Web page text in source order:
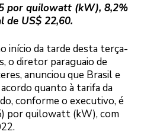
por quilowatt (kW), 8,2%
de US$ 22,60.
início da tarde desta terça-
o diretor paraguaio de
anunciou que Brasil e
quanto à tarifa da
conforme o executivo, é
por quilowatt (kW), com